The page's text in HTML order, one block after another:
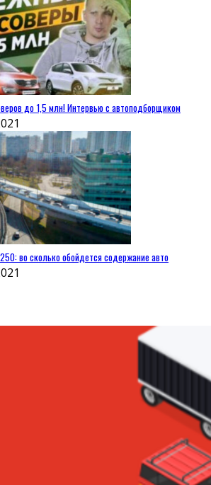
до 1,5 млн! Интервью с автоподборщиком
во сколько обойдется содержание авто